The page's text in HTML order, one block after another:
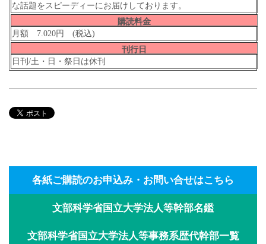
な話題をスピーディーにお届けしております。
購読料金
月額 7.020円 (税込)
刊行日
日刊/土・日・祭日は休刊
各紙ご購読のお申込み・お問い合せはこちら
文部科学省国立大学法人等幹部名鑑
文部科学省国立大学法人等事務系歴代幹部一覧